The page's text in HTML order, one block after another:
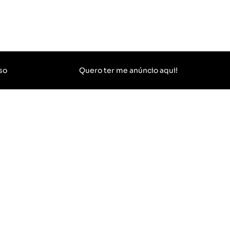
Quero ter me anúncio aqui!